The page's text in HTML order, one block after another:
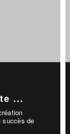
...
succès de